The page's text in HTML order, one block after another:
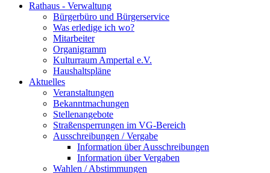
Rathaus - Verwaltung
Bürgerbüro und Bürgerservice
Was erledige ich wo?
Mitarbeiter
Organigramm
Kulturraum Ampertal e.V.
Haushaltspläne
Aktuelles
Veranstaltungen
Bekanntmachungen
Stellenangebote
Straßensperrungen im VG-Bereich
Ausschreibungen / Vergabe
Information über Ausschreibungen
Information über Vergaben
Wahlen / Abstimmungen